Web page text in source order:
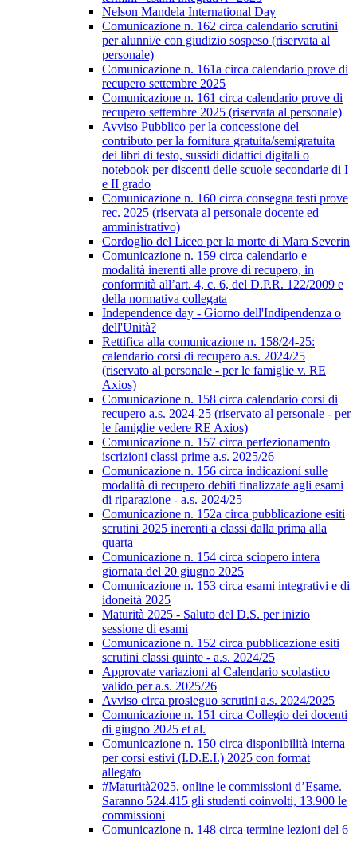
Nelson Mandela International Day
Comunicazione n. 162 circa calendario scrutini
per alunni/e con giudizio sospeso (riservata al
personale)
Comunicazione n. 161a circa calendario prove di
recupero settembre 2025
Comunicazione n. 161 circa calendario prove di
recupero settembre 2025 (riservata al personale)
Avviso Pubblico per la concessione del
contributo per la fornitura gratuita/semigratuita
dei libri di testo, sussidi didattici digitali o
notebook per discenti delle scuole secondarie di I
e II grado
Comunicazione n. 160 circa consegna testi prove
rec. 2025 (riservata al personale docente ed
amministrativo)
Cordoglio del Liceo per la morte di Mara Severin
Comunicazione n. 159 circa calendario e
modalità inerenti alle prove di recupero, in
conformità all’art. 4, c. 6, del D.P.R. 122/2009 e
della normativa collegata
Independence day - Giorno dell'Indipendenza o
dell'Unità?
Rettifica alla comunicazione n. 158/24-25:
calendario corsi di recupero a.s. 2024/25
(riservato al personale - per le famiglie v. RE
Axios)
Comunicazione n. 158 circa calendario corsi di
recupero a.s. 2024-25 (riservato al personale - per
le famiglie vedere RE Axios)
Comunicazione n. 157 circa perfezionamento
iscrizioni classi prime a.s. 2025/26
Comunicazione n. 156 circa indicazioni sulle
modalità di recupero debiti finalizzate agli esami
di riparazione - a.s. 2024/25
Comunicazione n. 152a circa pubblicazione esiti
scrutini 2025 inerenti a classi dalla prima alla
quarta
Comunicazione n. 154 circa sciopero intera
giornata del 20 giugno 2025
Comunicazione n. 153 circa esami integrativi e di
idoneità 2025
Maturità 2025 - Saluto del D.S. per inizio
sessione di esami
Comunicazione n. 152 circa pubblicazione esiti
scrutini classi quinte - a.s. 2024/25
Approvate variazioni al Calendario scolastico
valido per a.s. 2025/26
Avviso circa prosieguo scrutini a.s. 2024/2025
Comunicazione n. 151 circa Collegio dei docenti
di giugno 2025 et al.
Comunicazione n. 150 circa disponibilità interna
per corsi estivi (I.D.E.I.) 2025 con format
allegato
#Maturità2025, online le commissioni d’Esame.
Saranno 524.415 gli studenti coinvolti, 13.900 le
commissioni
Comunicazione n. 148 circa termine lezioni del 6